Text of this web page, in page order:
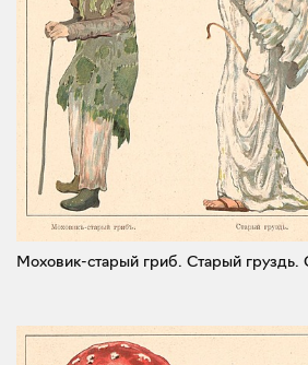
Моховик-старый гриб. Старый груздь.